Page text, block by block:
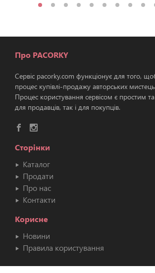
Про PACORKY
Сервіс pacorky.com функціонує для того,
процес купівлі-продажу авторських
Процес користування сервісом є простим
для продавців, так і для покупців.
Сторінки
Каталог
Продати
Про нас
Контакти
Корисне
Новини
Правила користування